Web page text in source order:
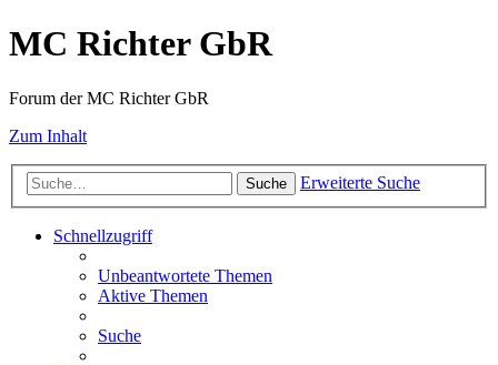
MC Richter GbR
Forum der MC Richter GbR
Zum Inhalt
Suche Erweiterte Suche
Schnellzugriff
Unbeantwortete Themen
Aktive Themen
Suche